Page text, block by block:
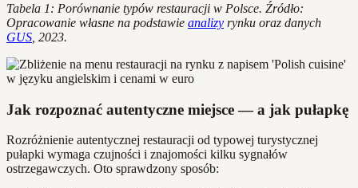
Tabela 1: Porównanie typów restauracji w Polsce. Źródło:
Opracowanie własne na podstawie analizy rynku oraz danych
GUS , 2023.
Jak rozpoznać autentyczne miejsce — a jak pułapkę
Rozróżnienie autentycznej restauracji od typowej turystycznej
pułapki wymaga czujności i znajomości kilku sygnałów
ostrzegawczych. Oto sprawdzony sposób: